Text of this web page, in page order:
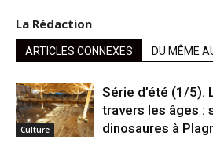
La Rédaction
ARTICLES CONNEXES DU MÊME
Culture
Série d’été (1/5).
travers les âges :
dinosaures à